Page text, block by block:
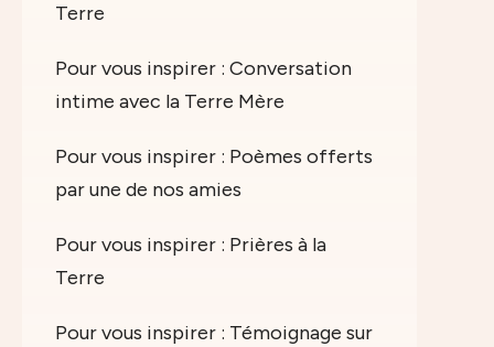
Terre
Pour vous inspirer : Conversation
intime avec la Terre Mère
Pour vous inspirer : Poèmes offerts
par une de nos amies
Pour vous inspirer : Prières à la
Terre
Pour vous inspirer : Témoignage sur